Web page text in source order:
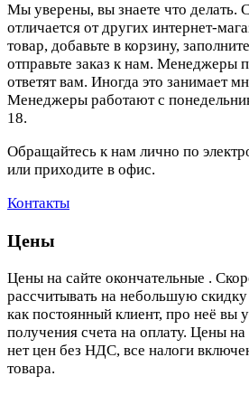
Мы уверены, вы знаете что делать.
отличается от других интернет-
товар, добавьте в корзину,
отправьте заказ к нам. Менеджеры
ответят вам. Иногда это занимает
Менеджеры работают с
18.
Обращайтесь к нам лично по
или приходите в офис.
Контакты
Цены
Цены на сайте окончательные .
рассчитывать на небольшую
как постоянный клиент, про неё вы
получения счета на оплату. Цены на
нет цен без НДС, все налоги
товара.